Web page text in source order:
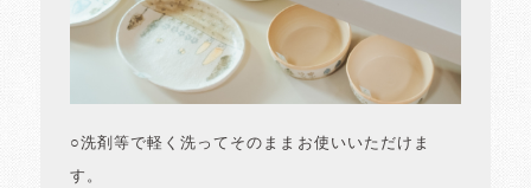
○洗剤等で軽く洗ってそのままお使いいただけま
す。